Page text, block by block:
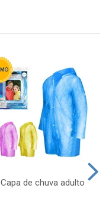
Capa de chuva adulto